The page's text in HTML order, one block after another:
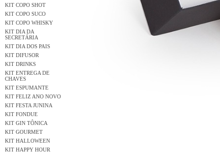
KIT COPO SHOT
KIT COPO SUCO
KIT COPO WHISKY
KIT DIA DA
SECRETÁRIA
KIT DIA DOS PAIS
KIT DIFUSOR
KIT DRINKS
KIT ENTREGA DE
CHAVES
KIT ESPUMANTE
KIT FELIZ ANO NOVO
KIT FESTA JUNINA
KIT FONDUE
KIT GIN TÔNICA
KIT GOURMET
KIT HALLOWEEN
KIT HAPPY HOUR